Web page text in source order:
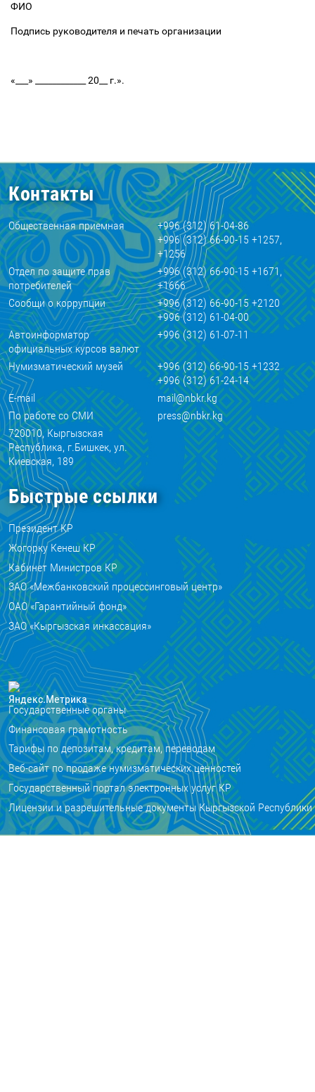
ФИО
Подпись руководителя и печать организации
«___» ____________ 20__ г.».
Контакты
Общественная приемная
+996 (312) 61-04-86
+996 (312) 66-90-15 +1257,
+1256
Отдел по защите прав
потребителей
+996 (312) 66-90-15 +1671,
+1666
Сообщи о коррупции
+996 (312) 66-90-15 +2120
+996 (312) 61-04-00
Автоинформатор
официальных курсов валют
+996 (312) 61-07-11
Нумизматический музей
+996 (312) 66-90-15 +1232
+996 (312) 61-24-14
E-mail
mail@nbkr.kg
По работе со СМИ
press@nbkr.kg
720010, Кыргызская
Республика, г.Бишкек, ул.
Киевская, 189
Быстрые ссылки
Президент КР
Жогорку Кенеш КР
Кабинет Министров КР
ЗАО «Межбанковский процессинговый центр»
ОАО «Гарантийный фонд»
ЗАО «Кыргызская инкассация»
Государственные органы
Финансовая грамотность
Тарифы по депозитам, кредитам, переводам
Веб-сайт по продаже нумизматических ценностей
Государственный портал электронных услуг КР
Лицензии и разрешительные документы Кыргызской Республики